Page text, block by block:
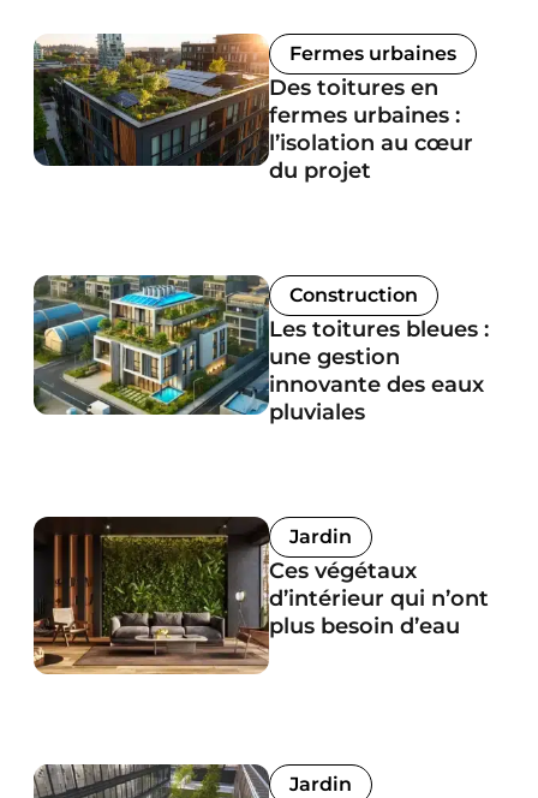
Fermes urbaines
Des toitures en
fermes urbaines :
l’isolation au cœur
du projet
Construction
Les toitures bleues :
une gestion
innovante des eaux
pluviales
Jardin
Ces végétaux
d’intérieur qui n’ont
plus besoin d’eau
Jardin